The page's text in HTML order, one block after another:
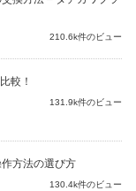
210.6k件のビュー
較！
131.9k件のビュー
方法の選び方
130.4k件のビュー